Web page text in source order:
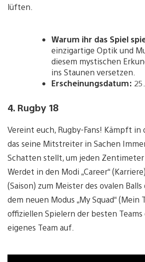
lüften.
Warum ihr das Spiel
einzigartige Optik und
diesem mystischen
ins Staunen versetzen.
Erscheinungsdatum:
4. Rugby 18
Vereint euch, Rugby-Fans! Kämpft in
das seine Mitstreiter in Sachen
Schatten stellt, um jeden
Werdet in den Modi „Career“
(Saison) zum Meister des ovalen
dem neuen Modus „My Squad“ (Mein
offiziellen Spielern der besten Teams
eigenes Team auf.